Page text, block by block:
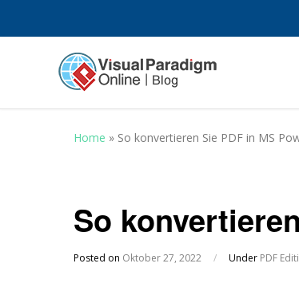
Home » So konvertieren Sie PDF in MS
So
Posted on Oktober 27, 2022 / Under PDF